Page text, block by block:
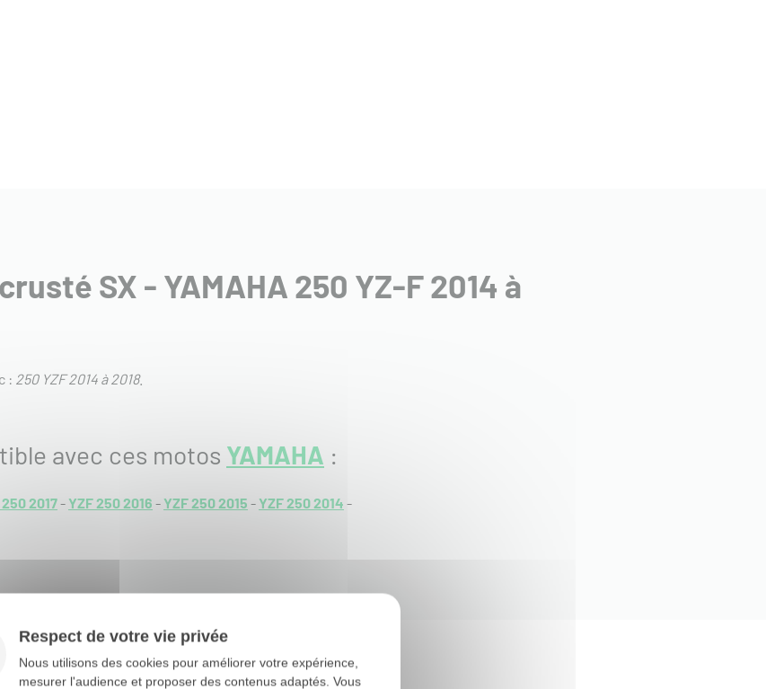
SX - YAMAHA 250 YZ-F 2014 à
: 250 YZF 2014 à 2018.
avec ces motos YAMAHA :
2017-YZF 250 2016 -YZF 250 2015 -YZF 250 2014 -
Respect de votre vie privée
Nous utilisons des cookies pour améliorer votre expérience,
mesurer l'audience et proposer des contenus adaptés. Vous